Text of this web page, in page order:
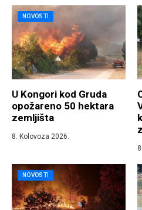
NOVOSTI
U Kongori kod Gruda
opožareno 50 hektara
zemljišta
8. Kolovoza 2026.
NOVOSTI